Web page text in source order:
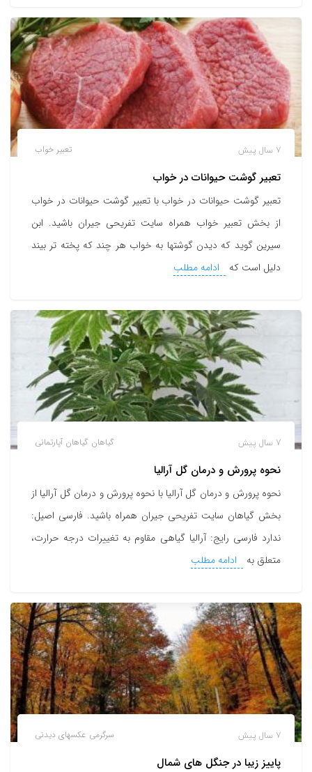
تعبیر خواب 7 سال پیش
تعبیر گوشت حیوانات در خواب
تعبیر گوشت حیوانات در خواب با تعبیر گوشت حیوانات در خواب
از بخش تعبیر خواب همراه سایت تفریحی جیران باشید. ابن
سیرین گوید که دیدن گوشتها به خواب هر چند که پخته تر بیند
دلیل است که
ادامه مطلب
گیاهان گیاهان آپارتمانی 7 سال پیش
نحوه پرورش و درمان گل آرالیا
نحوه پرورش و درمان گل آرالیا با نحوه پرورش و درمان گل آرالیا از
بخش گیاهان سایت تفریحی جیران همراه باشید. فارسی اصیل:
ندارد فارسی رایج: آرالیا گیاهی مقاوم به تغییرات درجه حرارت،
متعلق به
ادامه مطلب
سرگرمی عکسهای دیدنی 7 سال پیش
پاییز زیبا در جنگل های شمال